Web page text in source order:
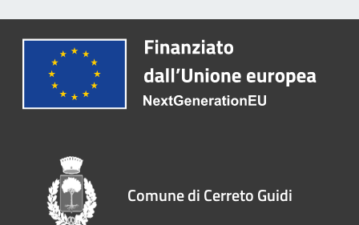
Comune di Cerreto Guidi